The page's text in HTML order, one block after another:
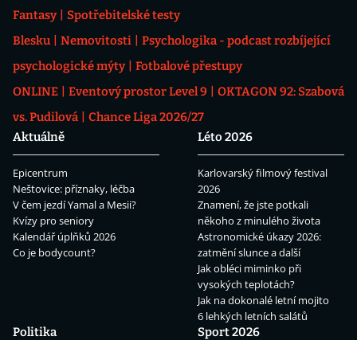
Fantasy
Spotřebitelské testy
Blesku
Nemovitosti
Psychologika - podcast rozbíjející
psychologické mýty
Fotbalové přestupy
ONLINE
Eventový prostor Level 9
OKTAGON 92: Szabová
vs. Pudilová
Chance Liga 2026/27
Aktuálně
Epicentrum
Neštovice: příznaky, léčba
V čem jezdí Yamal a Mesii?
Kvízy pro seniory
Kalendář úplňků 2026
Co je bodycount?
Léto 2026
Karlovarský filmový festival
2026
Znamení, že jste potkali
někoho z minulého života
Astronomické úkazy 2026:
zatmění slunce a další
Jak obléci miminko při
vysokých teplotách?
Jak na dokonalé letní mojito
6 lehkých letních salátů
Politika
Sport 2026